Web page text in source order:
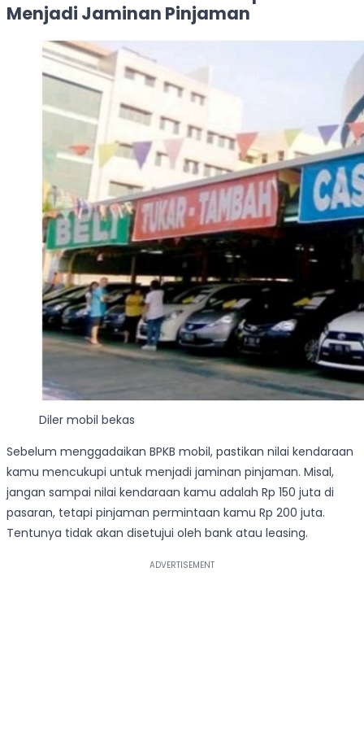
Menjadi Jaminan Pinjaman
Diler mobil bekas
Sebelum menggadaikan BPKB mobil, pastikan nilai kendaraan
kamu mencukupi untuk menjadi jaminan pinjaman. Misal,
jangan sampai nilai kendaraan kamu adalah Rp 150 juta di
pasaran, tetapi pinjaman permintaan kamu Rp 200 juta.
Tentunya tidak akan disetujui oleh bank atau leasing.